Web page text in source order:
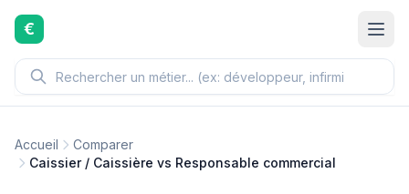
Aller au contenu principal
€
Accueil
Comparer
Caissier / Caissière vs Responsable commercial